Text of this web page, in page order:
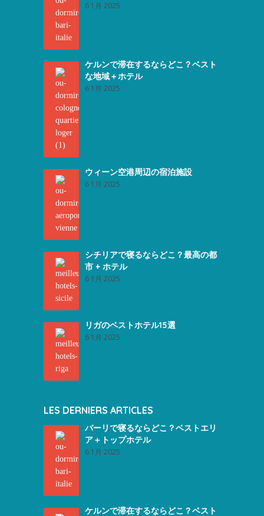
6 1月 2025
ケルンで滞在するならどこ？ベスト
な地域＋ホテル
6 1月 2025
ウィーン空港周辺の宿泊施設
6 1月 2025
シチリアで寝るならどこ？最高の都
市 + ホテル
6 1月 2025
リガのベストホテル15選
6 1月 2025
LES DERNIERS ARTICLES
バーリで寝るならどこ？ベストエリ
ア＋トップホテル
6 1月 2025
ケルンで滞在するならどこ？ベスト